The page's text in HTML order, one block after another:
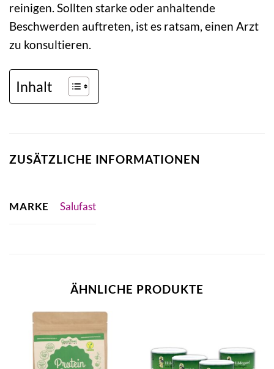
reinigen. Sollten starke oder anhaltende
Beschwerden auftreten, ist es ratsam, einen Arzt
zu konsultieren.
Inhalt
ZUSÄTZLICHE INFORMATIONEN
MARKE Salufast
ÄHNLICHE PRODUKTE